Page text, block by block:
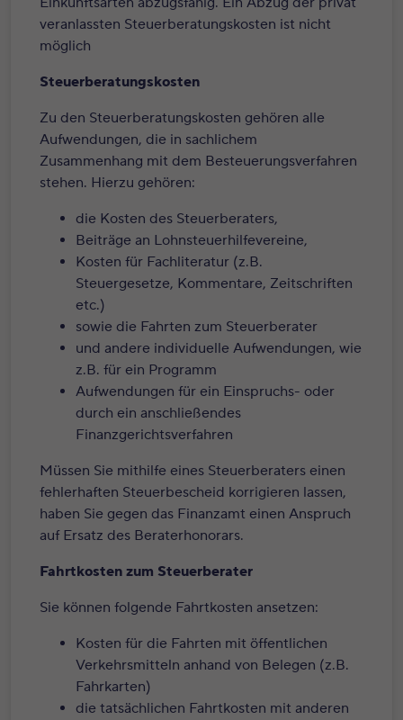
veranlassten Steuerberatungskosten ist nicht
möglich
Steuerberatungskosten
Zu den Steuerberatungskosten gehören alle
Aufwendungen, die in sachlichem
Zusammenhang mit dem Besteuerungsverfahren
stehen. Hierzu gehören:
die Kosten des Steuerberaters,
Beiträge an Lohnsteuerhilfevereine,
Kosten für Fachliteratur (z.B.
Steuergesetze, Kommentare, Zeitschriften
etc.)
sowie die Fahrten zum Steuerberater
und andere individuelle Aufwendungen, wie
z.B. für ein Programm
Aufwendungen für ein Einspruchs- oder
durch ein anschließendes
Finanzgerichtsverfahren
Müssen Sie mithilfe eines Steuerberaters einen
fehlerhaften Steuerbescheid korrigieren lassen,
haben Sie gegen das Finanzamt einen Anspruch
auf Ersatz des Beraterhonorars.
Fahrtkosten zum Steuerberater
Sie können folgende Fahrtkosten ansetzen:
Kosten für die Fahrten mit öffentlichen
Verkehrsmitteln anhand von Belegen (z.B.
Fahrkarten)
die tatsächlichen Fahrtkosten mit anderen